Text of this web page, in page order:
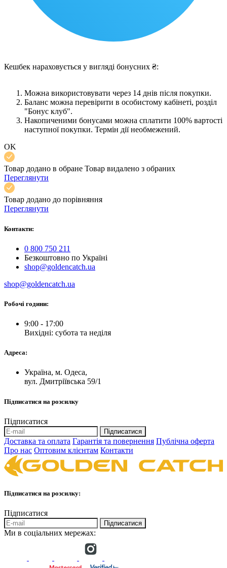
Кешбек нараховується у вигляді бонусних ₴:
Можна використовувати через 14 днів після покупки.
Баланс можна перевірити в особистому кабінеті, розділ
"Бонус клуб".
Накопиченими бонусами можна сплатити 100% вартості
наступної покупки. Термін дії необмежений.
OK
Товар додано в обране Товар видалено з обраних
Переглянути
Товар додано до порівняння
Переглянути
Контакти:
0 800 750 211
Безкоштовно по Україні
shop@goldencatch.ua
shop@goldencatch.ua
Робочі години:
9:00 - 17:00
Вихідні: субота та неділя
Адреса:
Україна, м. Одеса,
вул. Дмитріївська 59/1
Підписатися на розсилку
Підписатися
Підписатися
Доставка та оплата Гарантія та повернення Публічна оферта
Про нас Оптовим клієнтам Контакти
Підписатися на розсилку:
Підписатися
Підписатися
Ми в соціальних мережах: